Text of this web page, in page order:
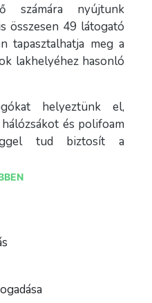
nyújtunk
összesen 49 látogató
tapasztalhatja meg a
lakhelyéhez hasonló
helyeztünk el,
és polifoam
tud biztosít a
tűzrakó hely is,
szalonnasütések és
színhelyéül